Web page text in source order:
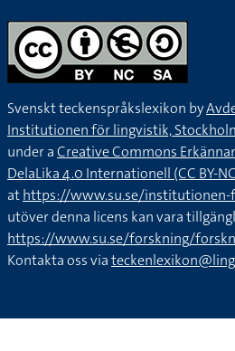
Svenskt teckenspråkslexikon by
Institutionen för lingvistik,
under aCreative Commons
DelaLika 4.0 Internationell (CC BY-
athttps://www.su.se/
utöver denna licens kan vara
https://www.su.se/forskning/
Kontakta oss via